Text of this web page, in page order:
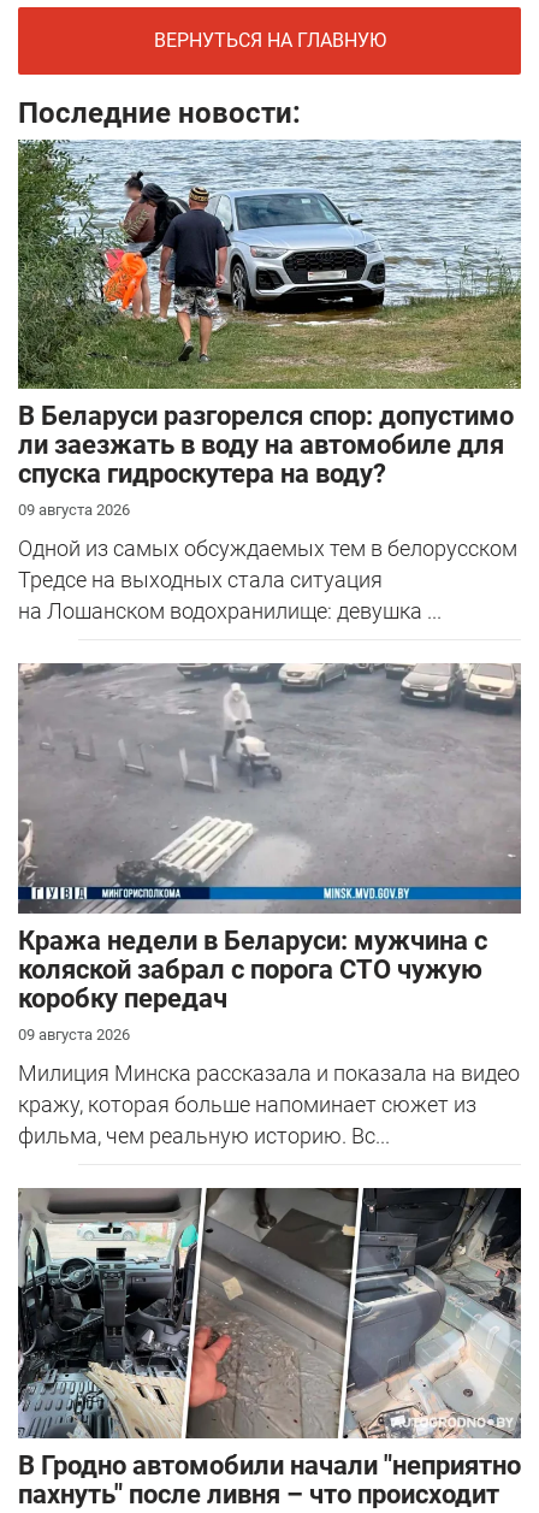
ВЕРНУТЬСЯ НА ГЛАВНУЮ
Последние новости:
В Беларуси разгорелся спор: допустимо
ли заезжать в воду на автомобиле для
спуска гидроскутера на воду?
09 августа 2026
Одной из самых обсуждаемых тем в белорусском
Тредсе на выходных стала ситуация
на Лошанском водохранилище: девушка ...
Кража недели в Беларуси: мужчина с
коляской забрал с порога СТО чужую
коробку передач
09 августа 2026
Милиция Минска рассказала и показала на видео
кражу, которая больше напоминает сюжет из
фильма, чем реальную историю. Вс...
В Гродно автомобили начали "неприятно
пахнуть" после ливня – что происходит